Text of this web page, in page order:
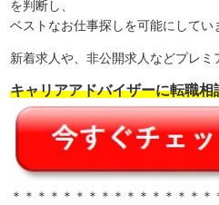
を判断し、
ベストなお仕事探しを可能にしてい
新着求人や、非公開求人などプレ
キャリアアドバイザーに転職相
＊＊＊＊＊＊＊＊＊＊＊＊＊＊＊＊